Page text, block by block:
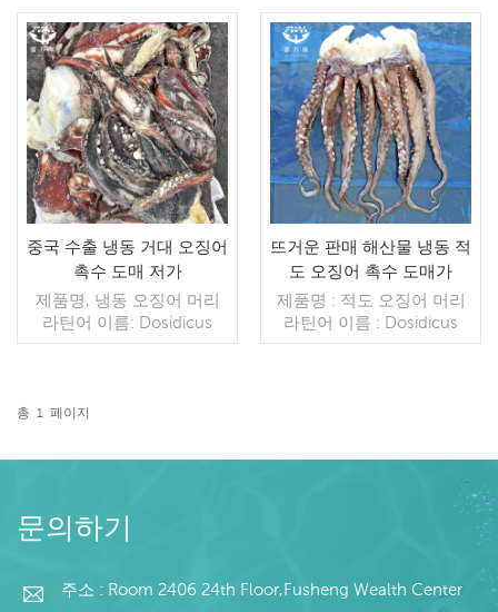
춤형) 포장: 1kg / 가방,
10kg / 짠 가방 (맞춤형) 판
매 모델: 도매/수출 min. 주
문: 20피트 컨테이너 / 40피
트 컨테이너 지불: 보자마자
TT / С확인된 취소 불가능
한 LC 배송: 입금 확인 후
20일 이내 원산지: 중국 브
랜드: 푸 완 행
더 읽기
이징: BQF 40% (맞춤형) 포
장: 1kg / 백, 10kg / 우븐 백
(맞춤형) 판매 모델: 도매/수
출 최소 주문: 20피트 컨테
이너 / 40피트 컨테이너 지
불: TT / 보자마자 취소 불
가능한 LC 확인 배송: 입금
확인 후 20일 이내 원산지:
중국 브랜드: 푸 완 항
더 읽기
중국 수출 냉동 거대 오징어
촉수 도매 저가
제품명, 냉동 오징어 머리
라틴어 이름: Dosidicus
Gigas 원산지: 중국 유효한
뜨거운 판매 해산물 냉동 적
도 오징어 촉수 도매가
제품명 : 적도 오징어 머리
라틴어 이름 : Dosidicus
gigas 원산지 : 중국 크기 :
총 1 페이지
문의하기
주소 : Room 2406 24th Floor,Fusheng Wealth Center